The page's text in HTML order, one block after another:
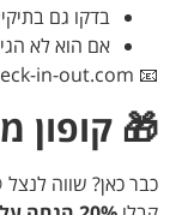
בדקו גם
אם הוא לא הגיע תוך 10 דקות, כתבו
📧
in-out.com
🎁 קופון
כבר כאן? שווה לנצל